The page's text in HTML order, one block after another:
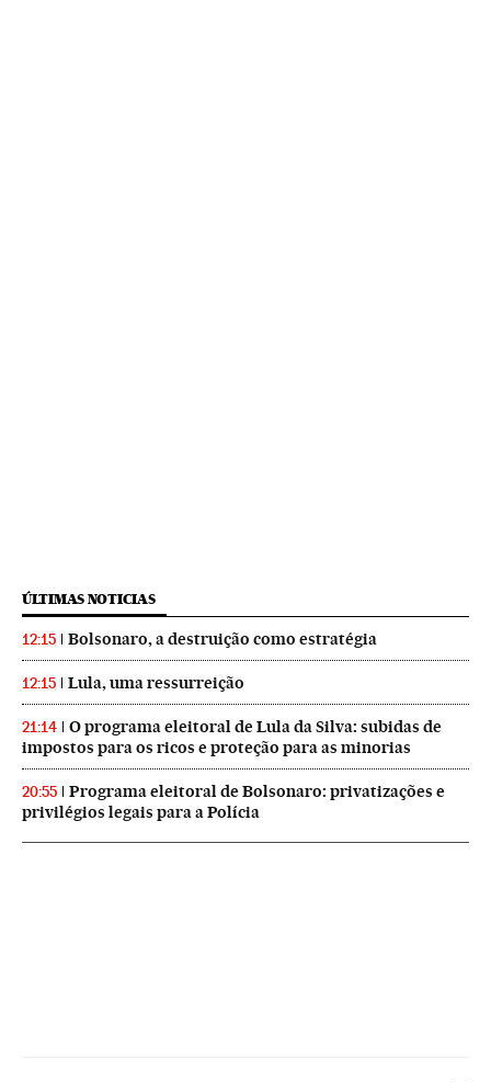
ÚLTIMAS NOTICIAS
12:15 Bolsonaro, a destruição como estratégia
12:15 Lula, uma ressurreição
21:14
O programa eleitoral de Lula da Silva: subidas de
impostos para os ricos e proteção para as minorias
20:55
Programa eleitoral de Bolsonaro: privatizações e
privilégios legais para a Polícia